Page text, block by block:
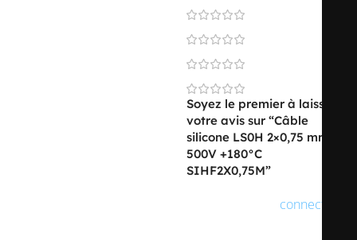
Soyez le premier à laisser
votre avis sur “Câble
silicone LS0H 2×0,75 mm²
500V +180°C
SIHF2X0,75M”
connecté